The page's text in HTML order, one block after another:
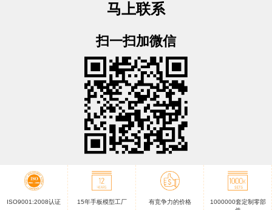
马上联系
扫一扫加微信
ISO9001:2008认证 15年手板模型工厂 有竞争力的价格
1000000套定制零部